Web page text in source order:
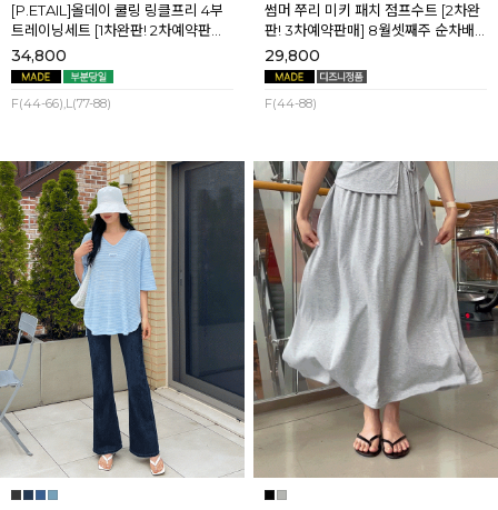
[P.ETAIL]올데이 쿨링 링클프리 4부
트레이닝세트 [1차완판! 2차예약판매]
[블랙L] 8월셋째주 순차배송
34,800
F(44-66),L(77-88)
썸머 쭈리 미키 패치 점프수트 [2차완
판! 3차예약판매] 8월셋째주 순차배
송
29,800
F(44-88)